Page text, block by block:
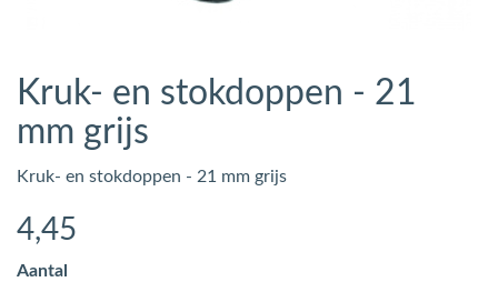
Kruk- en stokdoppen - 21
mm grijs
Kruk- en stokdoppen - 21 mm grijs
4,45
Aantal